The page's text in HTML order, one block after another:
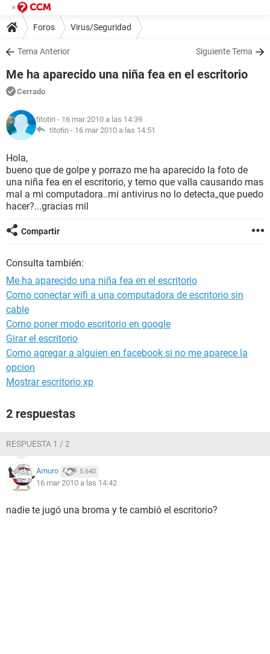
Foros Virus/Seguridad
Tema Anterior Siguiente Tema
Me ha aparecido una niña fea en el escritorio
Cerrado
titotin - 16 mar 2010 a las 14:39
titotin - 16 mar 2010 a las 14:51
Hola,
bueno que de golpe y porrazo me ha aparecido la foto de
una niña fea en el escritorio, y temo que valla causando mas
mal a mi computadora..mi antivirus no lo detecta,,que puedo
hacer?...gracias mil
Compartir
Consulta también:
Me ha aparecido una niña fea en el escritorio
Como conectar wifi a una computadora de escritorio sin
cable
Como poner modo escritorio en google
Girar el escritorio
Como agregar a alguien en facebook si no me aparece la
opcion
Mostrar escritorio xp
2 respuestas
RESPUESTA 1 / 2
Amuro 5.640
16 mar 2010 a las 14:42
nadie te jugó una broma y te cambió el escritorio?